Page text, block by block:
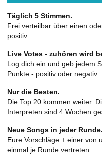
Täglich 5 Stimmen.
Frei verteilbar über einen
positiv..
Live Votes - zuhören wird
Log dich ein und geb jedem
Punkte - positiv oder negativ
Nur die Besten.
Die Top 20 kommen weiter.
Interpreten sind 4 Wochen
Neue Songs in jeder Runde.
Eure Vorschläge + einer von
einmal je Runde vertreten.